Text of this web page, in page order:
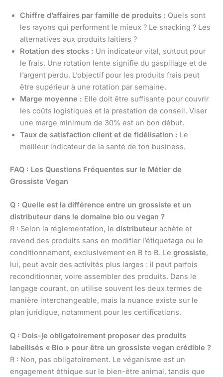
Chiffre d’affaires par famille de produits : Quels sont
les rayons qui performent le mieux ? Le snacking ? Les
alternatives aux produits laitiers ?
Rotation des stocks : Un indicateur vital, surtout pour
le frais. Une rotation lente signifie du gaspillage et de
l’argent perdu. L’objectif pour les produits frais peut
être supérieur à une rotation par semaine.
Marge moyenne : Elle doit être suffisante pour couvrir
les coûts logistiques et la prestation de conseil. Viser
une marge minimum de 30% est un bon début.
Taux de satisfaction client et de fidélisation : Le
meilleur indicateur de la santé de ton business.
FAQ : Les Questions Fréquentes sur le Métier de
Grossiste Vegan
Q : Quelle est la différence entre un grossiste et un
distributeur dans le domaine bio ou vegan ?
R : Selon la réglementation, le distributeur achète et
revend des produits sans en modifier l’étiquetage ou le
conditionnement, exclusivement en B to B. Le grossiste,
lui, peut avoir des activités plus larges : il peut parfois
reconditionner, voire assembler des produits. Dans le
langage courant, on utilise souvent les deux termes de
manière interchangeable, mais la nuance existe sur le
plan juridique, notamment pour les certifications.
Q : Dois-je obligatoirement proposer des produits
labellisés « Bio » pour être un grossiste vegan crédible ?
R : Non, pas obligatoirement. Le véganisme est un
engagement éthique sur le bien-être animal, tandis que